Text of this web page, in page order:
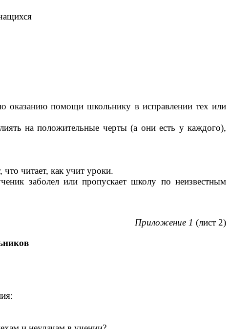
оказанию помощи школьнику в исправлении тех или
на положительные черты (а они есть у каждого),
читает, как учит уроки.
заболел или пропускает школу по неизвестным
Приложение 1 (лист 2)
: